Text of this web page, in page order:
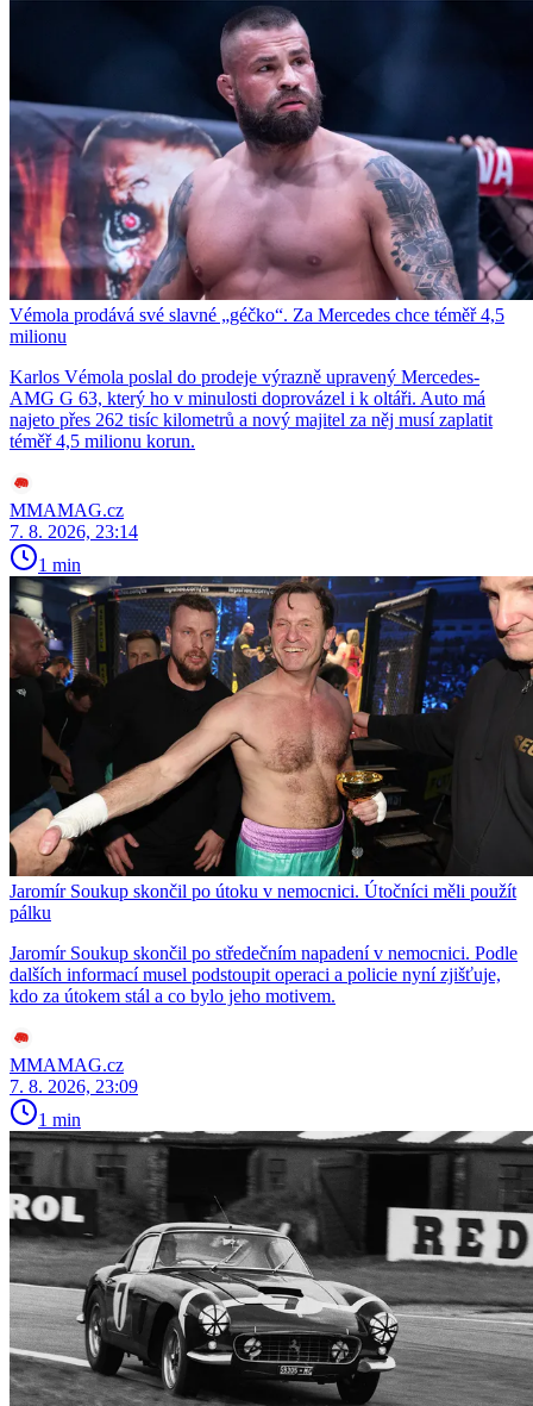
Vémola prodává své slavné „géčko“. Za Mercedes chce téměř 4,5
milionu
Karlos Vémola poslal do prodeje výrazně upravený Mercedes-
AMG G 63, který ho v minulosti doprovázel i k oltáři. Auto má
najeto přes 262 tisíc kilometrů a nový majitel za něj musí zaplatit
téměř 4,5 milionu korun.
MMAMAG.cz
7. 8. 2026, 23:14
1 min
Jaromír Soukup skončil po útoku v nemocnici. Útočníci měli použít
pálku
Jaromír Soukup skončil po středečním napadení v nemocnici. Podle
dalších informací musel podstoupit operaci a policie nyní zjišťuje,
kdo za útokem stál a co bylo jeho motivem.
MMAMAG.cz
7. 8. 2026, 23:09
1 min